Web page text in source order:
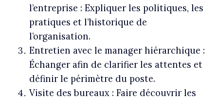
l’entreprise : Expliquer les politiques, les
pratiques et l’historique de
l’organisation.
Entretien avec le manager hiérarchique :
Échanger afin de clarifier les attentes et
définir le périmètre du poste.
Visite des bureaux : Faire découvrir les